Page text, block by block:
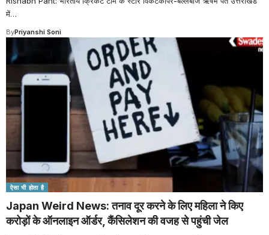
में…
ByPriyanshi Soni
ऐसा भी होता है
Japan Weird News: तनाव दूर करने के लिए महिला ने किए
करोड़ों के ऑनलाइन ऑर्डर, कैंसिलेशन की वजह से पहुंची जेल